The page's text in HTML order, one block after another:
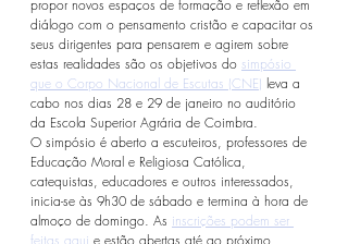
propor novos espaços de formação e reflexão em
diálogo com o pensamento cristão e capacitar os
seus dirigentes para pensarem e agirem sobre
estas realidades são os objetivos do simpósio
que o Corpo Nacional de Escutas (CNE) leva a
cabo nos dias 28 e 29 de janeiro no auditório
da Escola Superior Agrária de Coimbra.
O simpósio é aberto a escuteiros, professores de
Educação Moral e Religiosa Católica,
catequistas, educadores e outros interessados,
inicia-se às 9h30 de sábado e termina à hora de
almoço de domingo. As inscrições podem ser
feitas aqui e estão abertas até ao próximo